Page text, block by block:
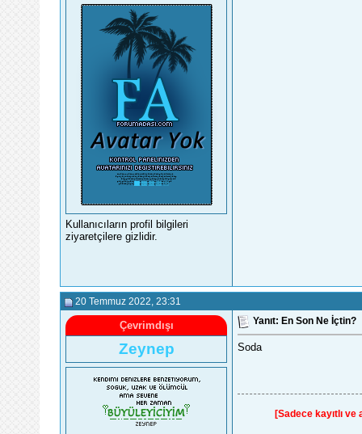
Kullanıcıların profil bilgileri
ziyaretçilere gizlidir.
20 Temmuz 2022 , 23:31
Çevrimdışı
Zeynep
Yanıt: En Son Ne İçtin?
Soda
[Sadece kayıtlı ve